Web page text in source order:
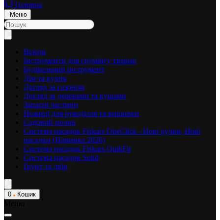
Головна
Меню
Всюди
Інструменти для грумінгу тварин
Будівельний інструмент
Дім та кухня
Догляд за газоном
Догляд за деревами та кущами
Запасні частини
Ножиці для рукоділля та вишивки
Садовий полив
Система насадок Fiskars OneClick - Нові ручки, Нові
насадки (Новинка 2026)
Система насадок Fiskars QuikFit
Система насадок Solid
Ґрунт та двір
0 Кошик